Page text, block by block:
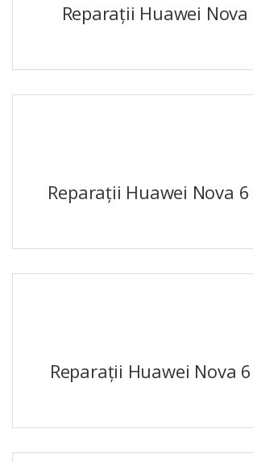
Reparații Huawei Nova
Reparații Huawei Nova 6
Reparații Huawei Nova 6